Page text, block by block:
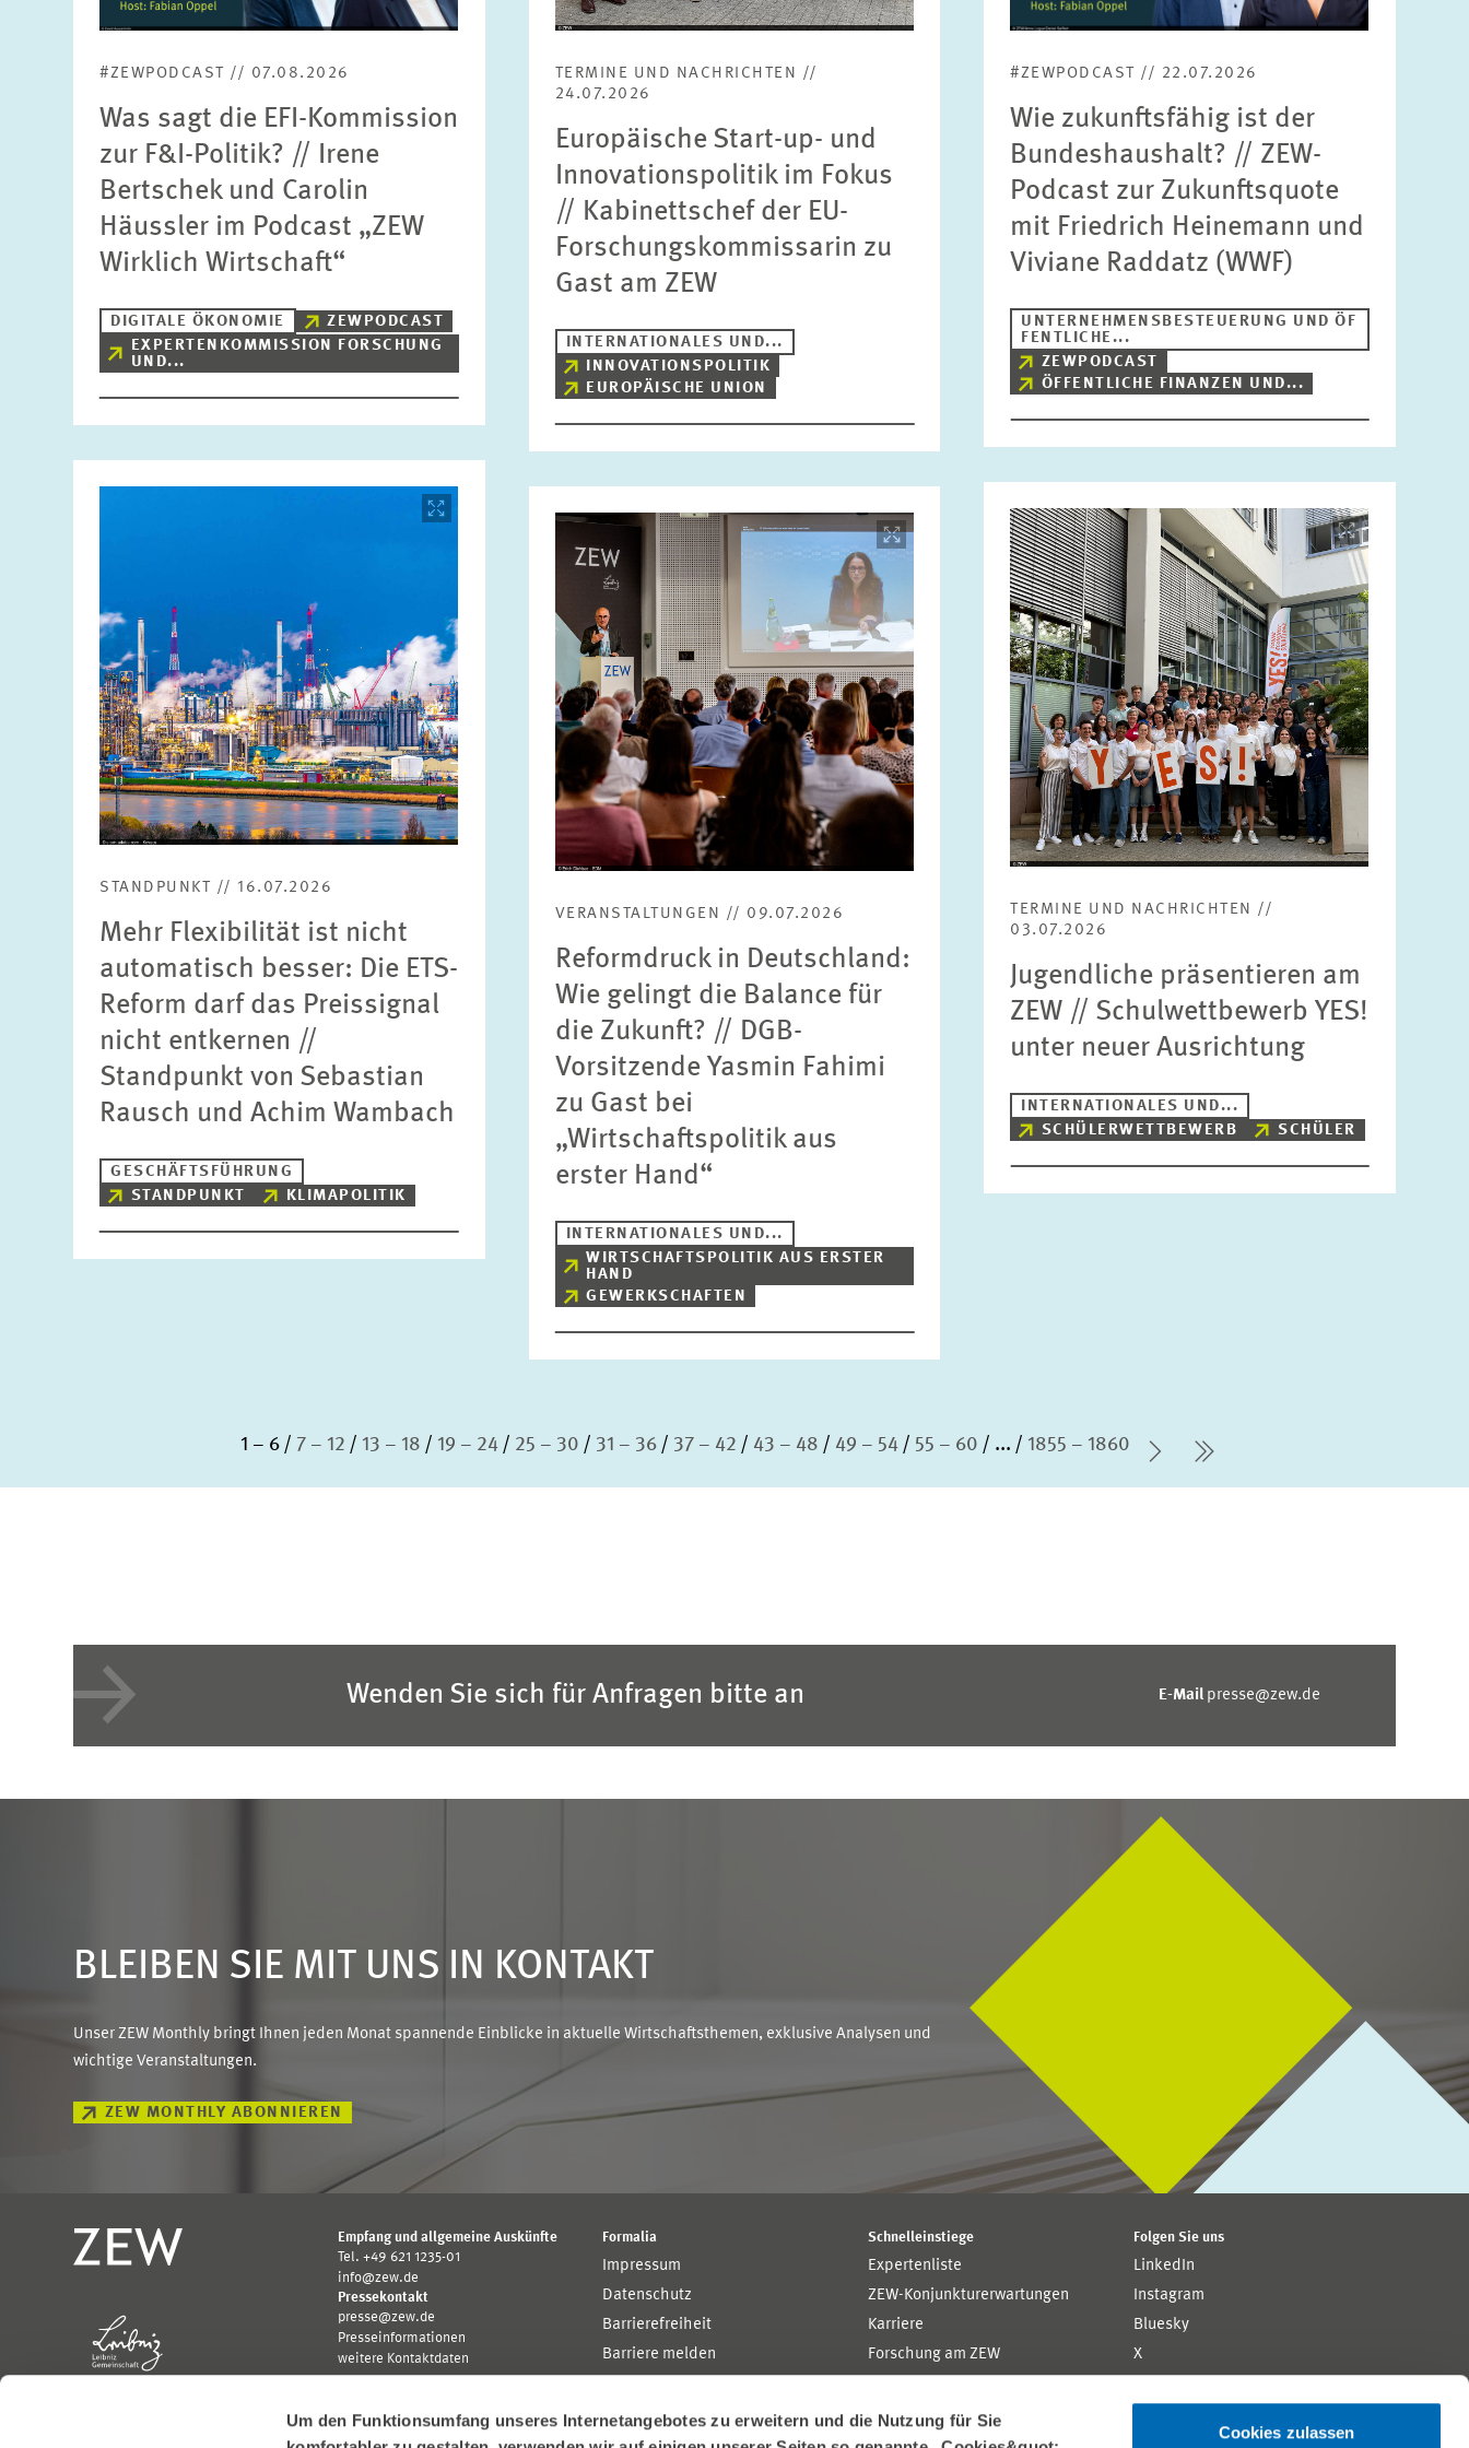
Um den Funktionsumfang unseres Internetangebotes zu erweitern und die Nutzung für Sie
Cookies zulassen
Bitte wählen
Schlagworte
ZURÜCKSETZEN SUCHEN
#ZEWPODCAST // 07.08.2026
Was sagt die EFI-Kommission
zur F&I-Politik? // Irene
Bertschek und Carolin
Häussler im Podcast „ZEW
Wirklich Wirtschaft“
DIGITALE ÖKONOMIE
ZEWPODCAST
EXPERTENKOMMISSION FORSCHUNG
UND...
TERMINE UND NACHRICHTEN //
24.07.2026
Europäische Start-up- und
Innovationspolitik im Fokus
// Kabinettschef der EU-
Forschungskommissarin zu
Gast am ZEW
INTERNATIONALES UND...
INNOVATIONSPOLITIK
EUROPÄISCHE UNION
#ZEWPODCAST // 22.07.2026
Wie zukunftsfähig ist der
Bundeshaushalt? // ZEW-
Podcast zur Zukunftsquote
mit Friedrich Heinemann und
Viviane Raddatz (WWF)
UNTERNEHMENSBESTEUERUNG UND ÖF
FENTLICHE...
ZEWPODCAST
ÖFFENTLICHE FINANZEN UND...
STANDPUNKT // 16.07.2026
Mehr Flexibilität ist nicht
automatisch besser: Die ETS-
Reform darf das Preissignal
nicht entkernen //
Standpunkt von Sebastian
Rausch und Achim Wambach
GESCHÄFTSFÜHRUNG
STANDPUNKT
KLIMAPOLITIK
Bild
öffnet
vergrößerter
Ansicht
VERANSTALTUNGEN // 09.07.2026
Reformdruck in Deutschland:
Wie gelingt die Balance für
die Zukunft? // DGB-
Vorsitzende Yasmin Fahimi
zu Gast bei
„Wirtschaftspolitik aus
erster Hand“
INTERNATIONALES UND...
WIRTSCHAFTSPOLITIK AUS ERSTER
HAND
GEWERKSCHAFTEN
Bild
öffnet
in
vergrößerter
Ansicht
TERMINE UND NACHRICHTEN //
03.07.2026
Jugendliche präsentieren am
ZEW // Schulwettbewerb YES!
unter neuer Ausrichtung
INTERNATIONALES UND...
SCHÜLERWETTBEWERB
SCHÜLER
1 – 6 7 – 12 13 – 18 19 – 24 25 – 30 31 – 36 37 – 42 43 – 48 49 – 54 55 – 60 ... 1855 – 1860
Nächste Seite
letzte Seite
Wenden Sie sich für Anfragen bitte an E-Mail presse@zew.de
BLEIBEN SIE MIT UNS IN KONTAKT
Unser ZEW Monthly bringt Ihnen jeden Monat spannende Einblicke in aktuelle Wirtschaftsthemen, exklusive Analysen und
wichtige Veranstaltungen.
ZEW MONTHLY ABONNIEREN
Empfang und allgemeine Auskünfte
Tel. +49 621 1235-01
info@zew.de
Pressekontakt
presse@zew.de
Presseinformationen
weitere Kontaktdaten
Formalia
Impressum
Datenschutz
Barrierefreiheit
Barriere melden
Schnelleinstiege
Expertenliste
ZEW-Konjunkturerwartungen
Karriere
Forschung am ZEW
MannheimTaxation
Folgen Sie uns
LinkedIn
Instagram
Bluesky
X